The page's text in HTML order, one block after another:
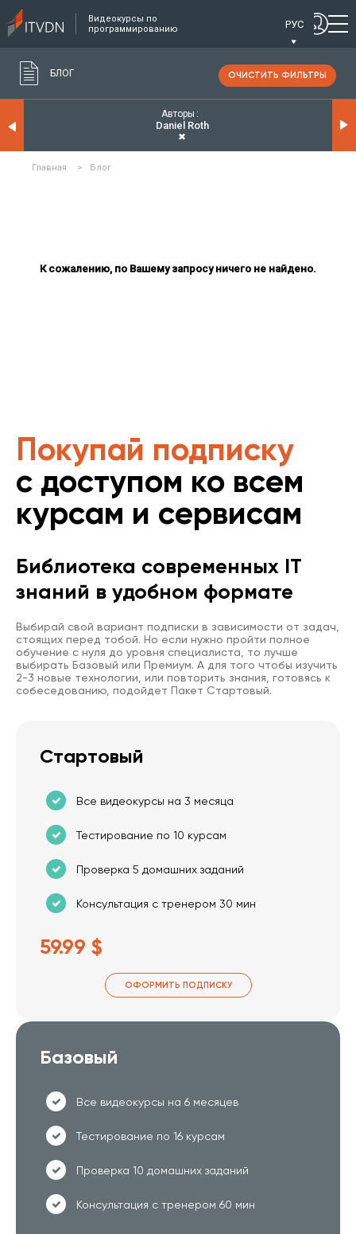
Видеокурсы по
программированию
РУС
БЛОГ ОЧИСТИТЬ ФИЛЬТРЫ
Авторы
Daniel Roth
✖
Главная > Блог
К сожалению, по Вашему запросу ничего не найдено.
Покупай подписку
с доступом ко всем
курсам и сервисам
Библиотека современных IT
знаний в удобном формате
Выбирай свой вариант подписки в зависимости от задач,
стоящих перед тобой. Но если нужно пройти полное
обучение с нуля до уровня специалиста, то лучше
выбирать Базовый или Премиум. А для того чтобы изучить
2-3 новые технологии, или повторить знания, готовясь к
собеседованию, подойдет Пакет Стартовый.
Стартовый
Все видеокурсы на 3 месяца
Тестирование по 10 курсам
Проверка 5 домашних заданий
Консультация с тренером 30 мин
59.99 $
ОФОРМИТЬ ПОДПИСКУ
Базовый
Все видеокурсы на 6 месяцев
Тестирование по 16 курсам
Проверка 10 домашних заданий
Консультация с тренером 60 мин